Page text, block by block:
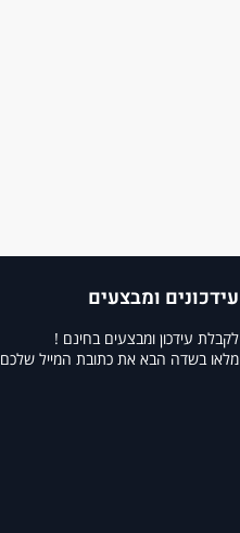
עידכונים ומבצעים
לקבלת עידכון ומבצעים בחינם !
מלאו בשדה הבא את כתובת המייל שלכם